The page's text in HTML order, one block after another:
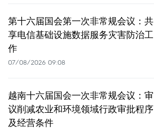
第十六届国会第一次非常规会议：共
享电信基础设施数据服务灾害防治工
作
07/08/2026 09:08
越南十六届国会一次非常规会议：审
议削减农业和环境领域行政审批程序
及经营条件